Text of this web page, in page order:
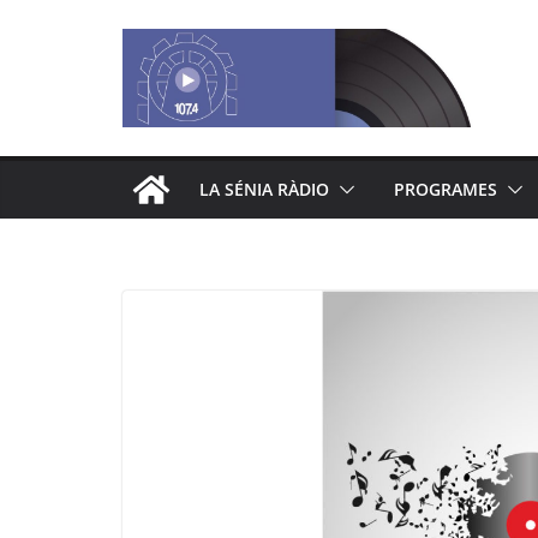
LA SÉNIA RÀDIO PROGRAMES